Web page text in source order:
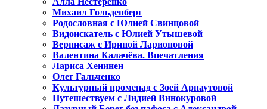
Михаил Гольденберг
Родословная с Юлией Свинцовой
Видоискатель с Юлией Утышевой
Вернисаж с Ириной Ларионовой
Валентина Калачёва. Впечатления
Лариса Хенинен
Олег Гальченко
Культурный променад с Зоей Арнаутовой
Путешествуем с Лидией Винокуровой